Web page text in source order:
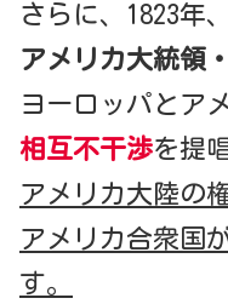
さらに、1823年、
アメリカ大統領・
ヨーロッパとア
相互不干渉を提
アメリカ大陸の
アメリカ合衆国
す。